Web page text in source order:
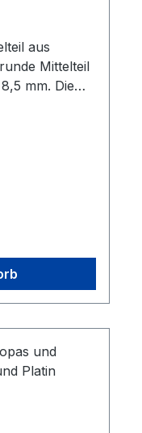
aus
Mittelteil
mm. Die